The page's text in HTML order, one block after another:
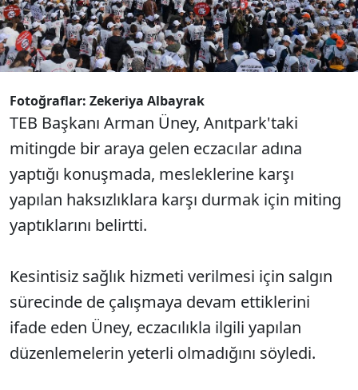
çıkmaza, kamu eczacısının hak kaybına,
eczacıların yok sayılmasına 'dur' diyoruz." dedi.
Fotoğraflar: Zekeriya Albayrak
TEB Başkanı Arman Üney, Anıtpark'taki
mitingde bir araya gelen eczacılar adına
yaptığı konuşmada, mesleklerine karşı
yapılan haksızlıklara karşı durmak için miting
yaptıklarını belirtti.
Kesintisiz sağlık hizmeti verilmesi için salgın
sürecinde de çalışmaya devam ettiklerini
ifade eden Üney, eczacılıkla ilgili yapılan
düzenlemelerin yeterli olmadığını söyledi.